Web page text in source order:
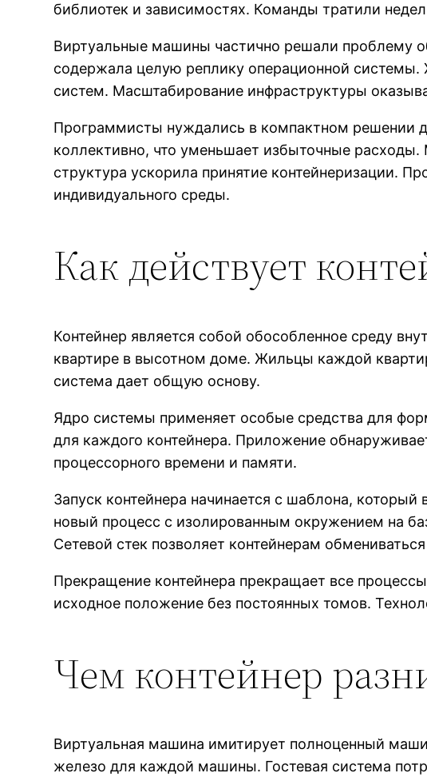
библиотек и зависимостях. Команды тратили
Виртуальные машины частично решали проблему
содержала целую реплику операционной системы.
систем. Масштабирование инфраструктуры
Программисты нуждались в компактном решении
коллективно, что уменьшает избыточные
структура ускорила принятие контейнеризации.
индивидуального среды.
Как действует
Контейнер является собой обособленное среду
квартире в высотном доме. Жильцы каждой
система дает общую основу.
Ядро системы применяет особые средства для
для каждого контейнера. Приложение
процессорного времени и памяти.
Запуск контейнера начинается с шаблона,
новый процесс с изолированным окружением на
Сетевой стек позволяет контейнерам
Прекращение контейнера прекращает все
исходное положение без постоянных томов.
Чем контейнер
Виртуальная машина имитирует полноценный
железо для каждой машины. Гостевая система